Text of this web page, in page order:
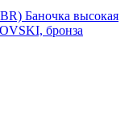
Баночка высокая
бронза